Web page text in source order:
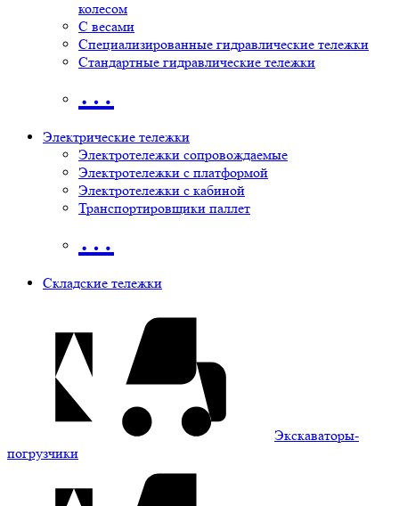
колесом
С весами
Специализированные гидравлические тележки
Стандартные гидравлические тележки
…
Электрические тележки
Электротележки сопровождаемые
Электротележки с платформой
Электротележки с кабиной
Транспортировщики паллет
…
Складские тележки
Экскаваторы-
погрузчики